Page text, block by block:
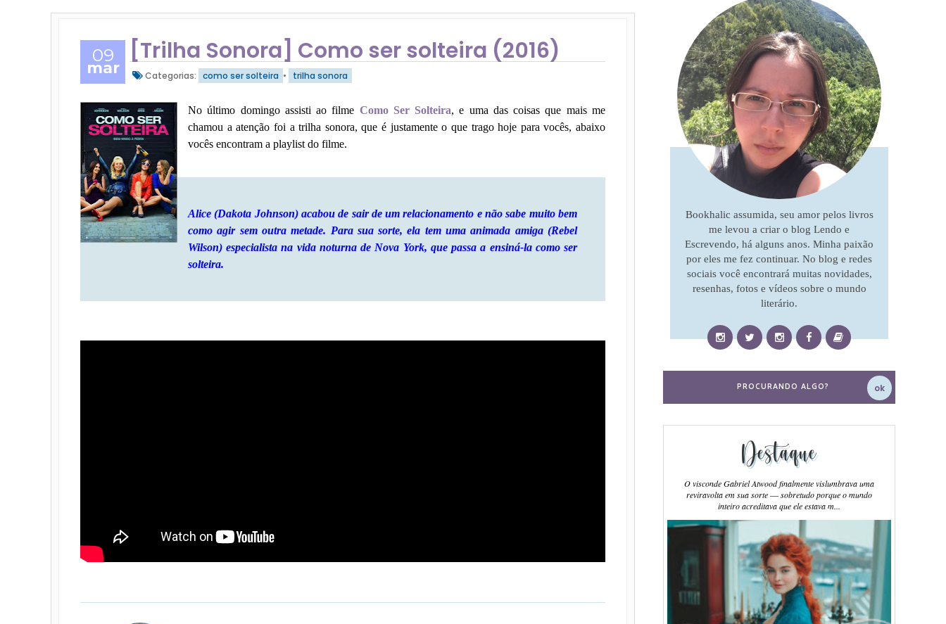
09
mar
[Trilha Sonora] Como ser solteira (2016)
Categorias: como ser solteira • trilha sonora
No último domingo assisti ao filme Como Ser Solteira, e uma das coisas que mais me
chamou a atenção foi a trilha sonora, que é justamente o que trago hoje para vocês, abaixo
vocês encontram a playlist do filme.
Alice (Dakota Johnson) acabou de sair de um relacionamento e não sabe muito bem
como agir sem outra metade. Para sua sorte, ela tem uma animada amiga (Rebel
Wilson) especialista na vida noturna de Nova York, que passa a ensiná-la como ser
solteira.
Bookhalic assumida, seu amor pelos livros
me levou a criar o blog Lendo e
Escrevendo, há alguns anos. Minha paixão
por eles me fez continuar. No blog e redes
sociais você encontrará muitas novidades,
resenhas, fotos e vídeos sobre o mundo
literário.
Destaque
O visconde Gabriel Atwood finalmente vislumbrava uma
reviravolta em sua sorte ― sobretudo porque o mundo
inteiro acreditava que ele estava m...